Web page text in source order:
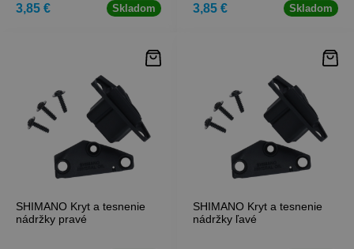
3,85 € Skladom 3,85 € Skladom
SHIMANO Kryt a tesnenie
nádržky pravé
SHIMANO Kryt a tesnenie
nádržky ľavé